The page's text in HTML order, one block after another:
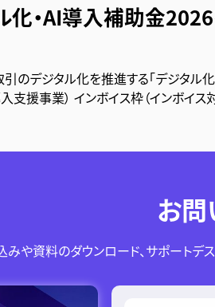
化・AI導入補助金
引のデジタル化を推進する「デジタル
支援事業） インボイス枠（インボイス
お
や資料のダウンロード、サポートデ
このフィールドは空